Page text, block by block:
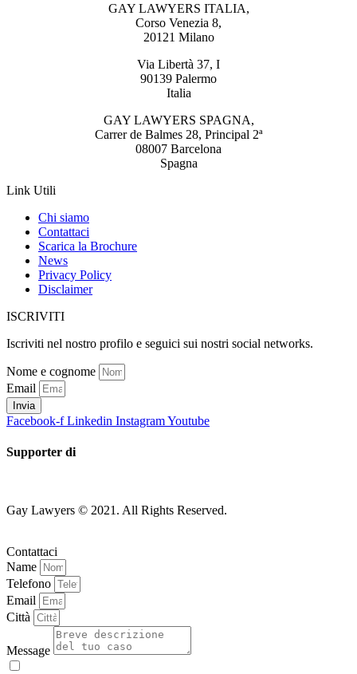
GAY LAWYERS ITALIA,
Corso Venezia 8,
20121 Milano
Via Libertà 37, I
90139 Palermo
Italia
GAY LAWYERS SPAGNA,
Carrer de Balmes 28, Principal 2ª
08007 Barcelona
Spagna
Link Utili
Chi siamo
Contattaci
Scarica la Brochure
News
Privacy Policy
Disclaimer
ISCRIVITI
Iscriviti nel nostro profilo e seguici sui nostri social networks.
Nome e cognome
Email
Invia
Facebook-f Linkedin InstagramYoutube
Supporter di
Gay Lawyers © 2021. All Rights Reserved.
Contattaci
Name
Telefono
Email
Città
Message